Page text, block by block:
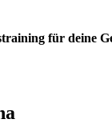
für deine